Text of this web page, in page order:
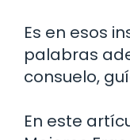
Es en esos
palabras
consuelo,
En este